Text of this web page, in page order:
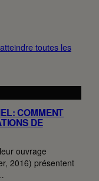
COMMENT
DE
ouvrage
2016) présentent